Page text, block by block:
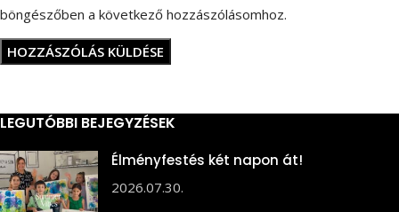
böngészőben a következő hozzászólásomhoz.
LEGUTÓBBI BEJEGYZÉSEK
Élményfestés két napon át!
2026.07.30.